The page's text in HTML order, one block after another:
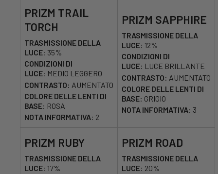
PRIZM TRAIL
TORCH
TRASMISSIONE DELLA
LUCE: 35%
CONDIZIONI DI
LUCE: MEDIO LEGGERO
CONTRASTO: AUMENTATO
COLORE DELLE LENTI DI
BASE: ROSA
NOTA INFORMATIVA: 2
PRIZM SAPPHIRE
TRASMISSIONE DELLA
LUCE: 12%
CONDIZIONI DI
LUCE: LUCE BRILLANTE
CONTRASTO: AUMENTATO
COLORE DELLE LENTI DI
BASE: GRIGIO
NOTA INFORMATIVA: 3
PRIZM RUBY
TRASMISSIONE DELLA
LUCE: 17%
PRIZM ROAD
TRASMISSIONE DELLA
LUCE: 20%